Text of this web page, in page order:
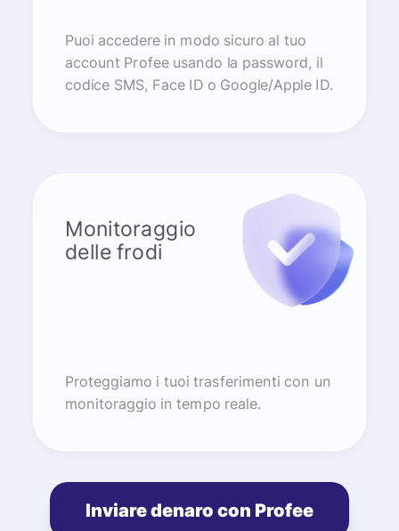
Puoi accedere in modo sicuro al tuo
account Profee usando la password, il
codice SMS, Face ID o Google/Apple ID.
Monitoraggio
delle frodi
Proteggiamo i tuoi trasferimenti con un
monitoraggio in tempo reale.
Inviare denaro con Profee